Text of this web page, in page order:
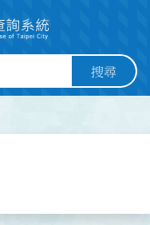
搜尋